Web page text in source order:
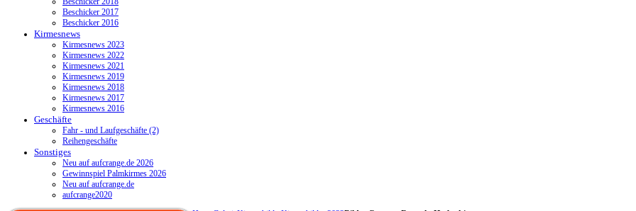
Beschicker 2017
Beschicker 2016
Kirmesnews
Kirmesnews 2023
Kirmesnews 2022
Kirmesnews 2021
Kirmesnews 2019
Kirmesnews 2018
Kirmesnews 2017
Kirmesnews 2016
Geschäfte
Fahr - und Laufgeschäfte (2)
Reihengeschäfte
Sonstiges
Neu auf aufcrange.de 2026
Gewinnspiel Palmkirmes 2026
Neu auf aufcrange.de
aufcrange2020